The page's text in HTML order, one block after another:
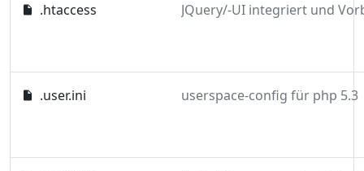
.htaccess
.user.ini userspace-config für php 5.3